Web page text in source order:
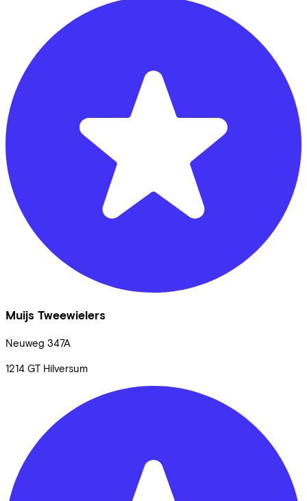
Muijs Tweewielers
Neuweg 347A
1214 GT Hilversum